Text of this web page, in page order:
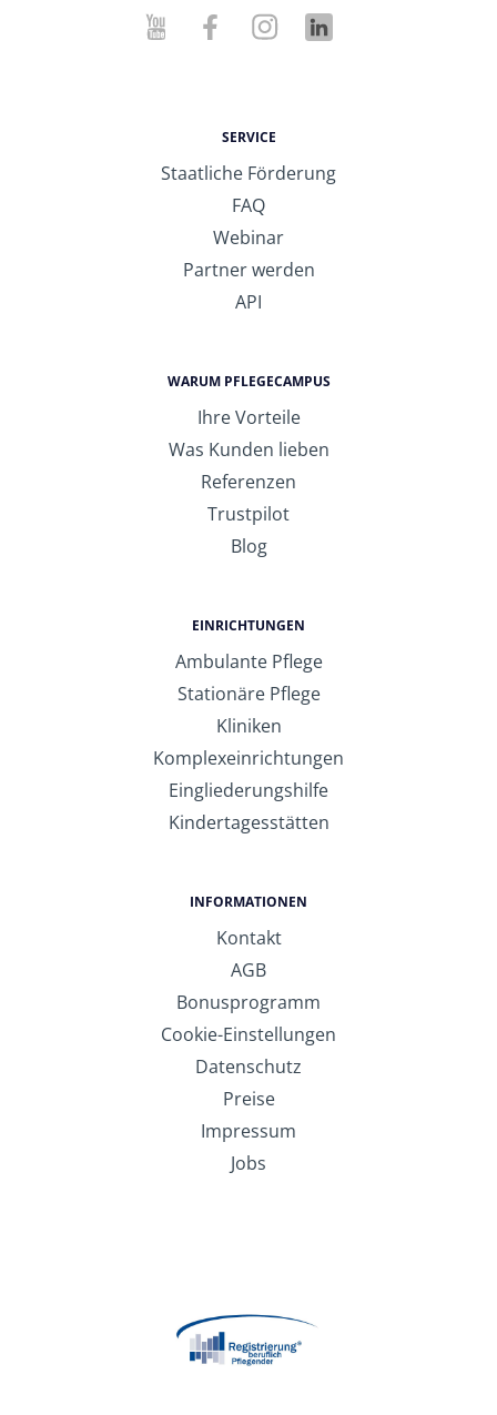
SERVICE
Staatliche Förderung
FAQ
Webinar
Partner werden
API
WARUM PFLEGECAMPUS
Ihre Vorteile
Was Kunden lieben
Referenzen
Trustpilot
Blog
EINRICHTUNGEN
Ambulante Pflege
Stationäre Pflege
Kliniken
Komplexeinrichtungen
Eingliederungshilfe
Kindertagesstätten
INFORMATIONEN
Kontakt
AGB
Bonusprogramm
Cookie-Einstellungen
Datenschutz
Preise
Impressum
Jobs